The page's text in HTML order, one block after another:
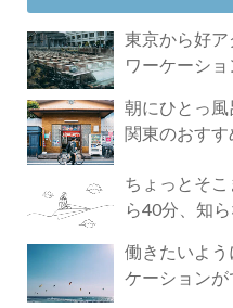
東京から好
ワーケーシ
朝にひとっ風
関東のおすす
ちょっとそ
ら40分、知
働きたいよ
ケーションが